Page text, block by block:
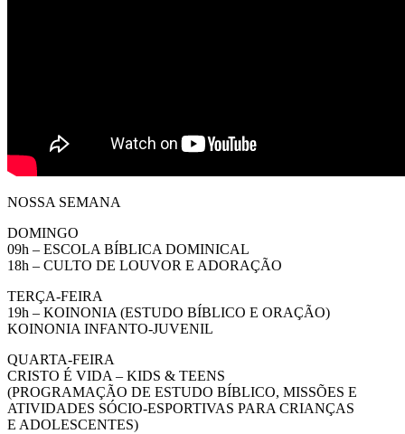
NOSSA SEMANA
DOMINGO
09h – ESCOLA BÍBLICA DOMINICAL
18h – CULTO DE LOUVOR E ADORAÇÃO
TERÇA-FEIRA
19h – KOINONIA (ESTUDO BÍBLICO E ORAÇÃO)
KOINONIA INFANTO-JUVENIL
QUARTA-FEIRA
CRISTO É VIDA – KIDS & TEENS
(PROGRAMAÇÃO DE ESTUDO BÍBLICO, MISSÕES E
ATIVIDADES SÓCIO-ESPORTIVAS PARA CRIANÇAS
E ADOLESCENTES)